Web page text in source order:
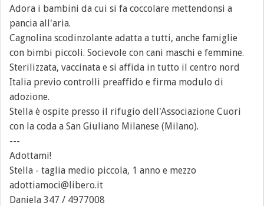
Adora i bambini da cui si fa coccolare mettendonsi a
pancia all'aria.
Cagnolina scodinzolante adatta a tutti, anche famiglie
con bimbi piccoli. Socievole con cani maschi e femmine.
Sterilizzata, vaccinata e si affida in tutto il centro nord
Italia previo controlli preaffido e firma modulo di
adozione.
Stella è ospite presso il rifugio dell'Associazione Cuori
con la coda a San Giuliano Milanese (Milano).
---
Adottami!
Stella - taglia medio piccola, 1 anno e mezzo
adottiamoci@libero.it
Daniela 347 / 4977008